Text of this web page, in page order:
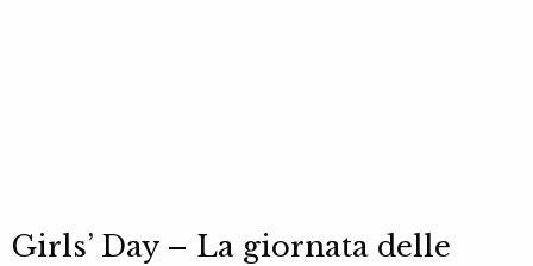
Girls’ Day – La giornata delle